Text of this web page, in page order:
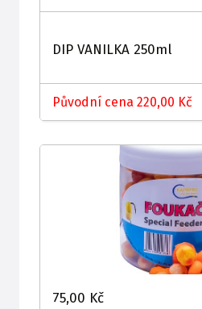
DIP VANILKA 250ml
Původní cena 220,00 Kč
75,00 Kč